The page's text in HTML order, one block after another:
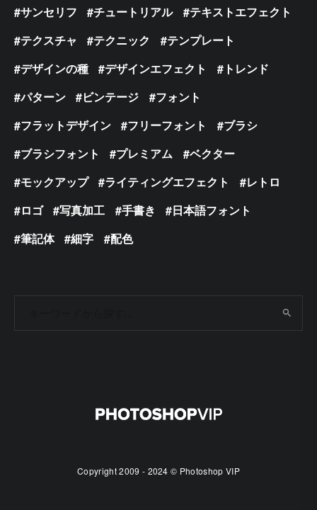
サンセリフ
チュートリアル
テキストエフェクト
テクスチャ
テクニック
テンプレート
デザインの種
デザインエフェクト
トレンド
パターン
ビンテージ
フォント
フラットデザイン
フリーフォント
ブラシ
ブラシフォント
プレミアム
ベクター
モックアップ
ライティングエフェクト
レトロ
ロゴ
写真加工 手書き
日本語フォント
筆記体
細字 配色
Copyright 2009 - 2024 © Photoshop VIP